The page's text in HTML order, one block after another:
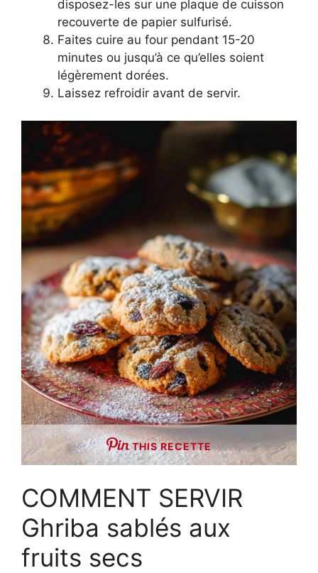
disposez-les sur une plaque de cuisson
recouverte de papier sulfurisé.
Faites cuire au four pendant 15-20
minutes ou jusqu’à ce qu’elles soient
légèrement dorées.
Laissez refroidir avant de servir.
THIS RECETTE
COMMENT SERVIR
Ghriba sablés aux
fruits secs